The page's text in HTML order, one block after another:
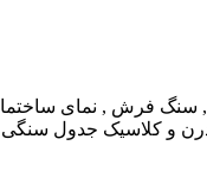
فرش , نمای
و کلاسیک جدول